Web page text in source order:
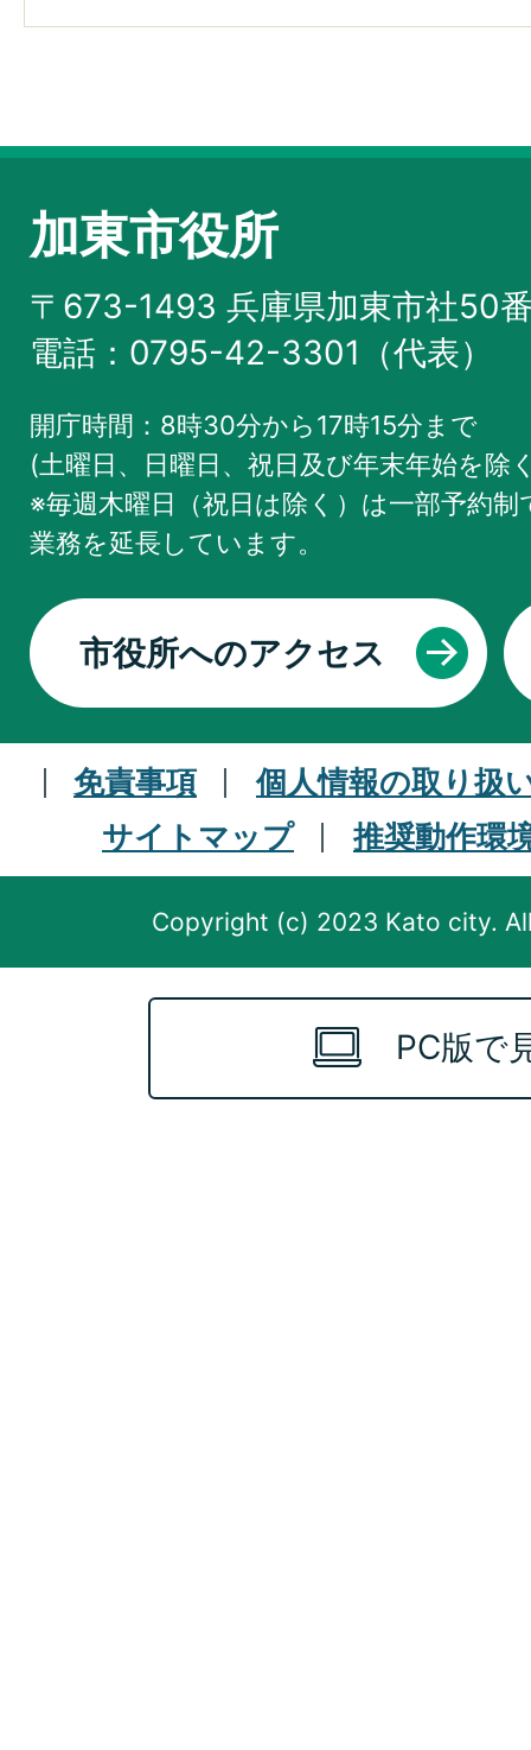
加東市役所
〒673-1493 兵庫県加東市社50
電話：0795-42-3301（代表）
開庁時間：8時30分から17時15分まで
(土曜日、日曜日、祝日及び年末年始を除
※毎週木曜日（祝日は除く）は一部予約
業務を延長しています。
市役所へのアクセス
免責事項
個人情報の取り扱
サイトマップ
推奨動作環
Copyright (c) 2023 Kato city.
PC版で